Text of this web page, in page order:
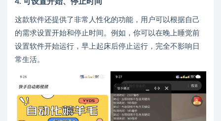
这款软件还提供了非常人性化的功能，用户可以根据自己
的需求设置开始和停止时间。例如，你可以在晚上睡觉前
设置软件开始运行，早上起床后停止运行，完全不影响日
常生活。